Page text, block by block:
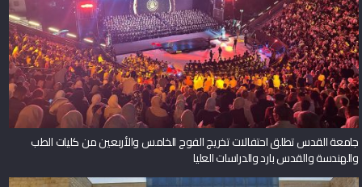
جامعة القدس تطلق احتفالات تخريج الفوج الخامس والأربعين من كليات الطب
والهندسة والقدس بارد والدراسات العليا